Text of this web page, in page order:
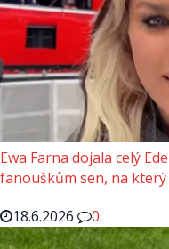
Ewa Farna dojala celý
fanouškům sen, na
18.6.2026
0